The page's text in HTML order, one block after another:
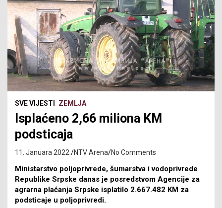
SVE VIJESTI ZEMLJA
Isplaćeno 2,66 miliona KM
podsticaja
11. Januara 2022. NTV Arena No Comments
Ministarstvo poljoprivrede, šumarstva i vodoprivrede
Republike Srpske danas je posredstvom Agencije za
agrarna plaćanja Srpske isplatilo 2.667.482 KM za
podsticaje u poljoprivredi.